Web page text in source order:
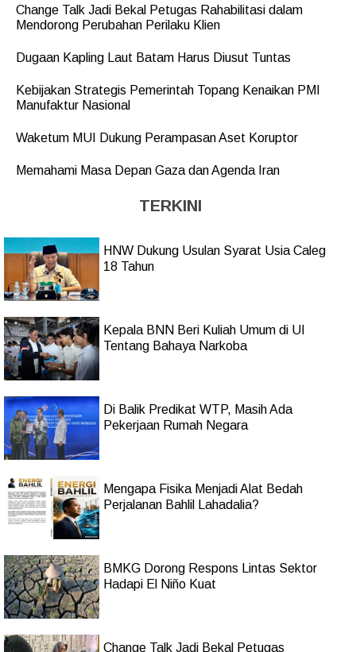
Change Talk Jadi Bekal Petugas Rahabilitasi dalam
Mendorong Perubahan Perilaku Klien
Dugaan Kapling Laut Batam Harus Diusut Tuntas
Kebijakan Strategis Pemerintah Topang Kenaikan PMI
Manufaktur Nasional
Waketum MUI Dukung Perampasan Aset Koruptor
Memahami Masa Depan Gaza dan Agenda Iran
TERKINI
HNW Dukung Usulan Syarat Usia Caleg
18 Tahun
Kepala BNN Beri Kuliah Umum di UI
Tentang Bahaya Narkoba
Di Balik Predikat WTP, Masih Ada
Pekerjaan Rumah Negara
Mengapa Fisika Menjadi Alat Bedah
Perjalanan Bahlil Lahadalia?
BMKG Dorong Respons Lintas Sektor
Hadapi El Niño Kuat
Change Talk Jadi Bekal Petugas